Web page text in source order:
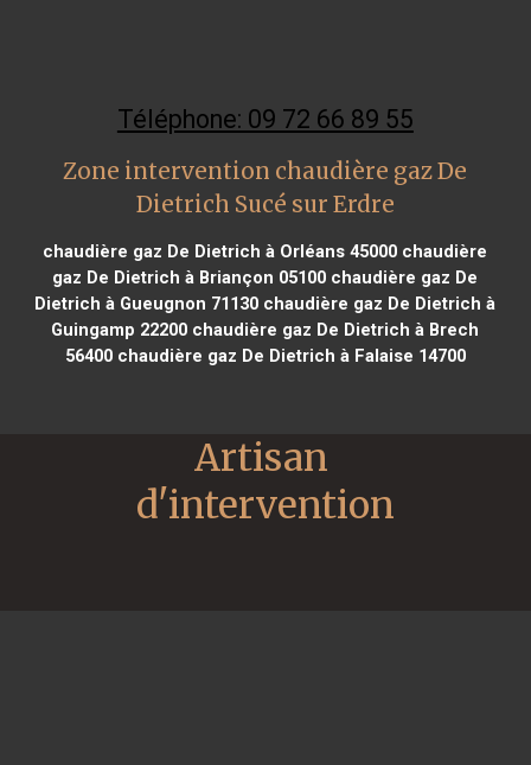
Téléphone: 09 72 66 89 55
Zone intervention chaudière gaz De
Dietrich Sucé sur Erdre
chaudière gaz De Dietrich à Orléans 45000 chaudière
gaz De Dietrich à Briançon 05100 chaudière gaz De
Dietrich à Gueugnon 71130 chaudière gaz De Dietrich à
Guingamp 22200 chaudière gaz De Dietrich à Brech
56400chaudière gaz De Dietrich à Falaise 14700
Artisan
d'intervention